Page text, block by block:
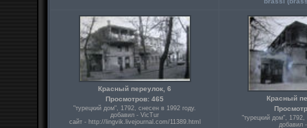
Красный переулок, 6
Просмотров: 465
"турецкий дом", 1792, снесен в 1992 году.
добавил - VicTur
сайт - http://lingvik.livejournal.com/11389.html
Красный
"турецкий дом", 1792,
добавил